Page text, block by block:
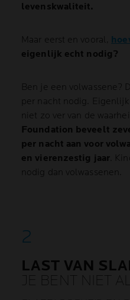
levenskwaliteit.
Maar eerst en vooral,
eigenlijk echt nodig?
Ben je een volwassene?
per nacht nodig.
niet zo ver van de
Foundation beveelt
per nacht aan voor
en vierenzestig jaar .
nodig dan volwassenen.
LAST VAN
JE BENT NIET